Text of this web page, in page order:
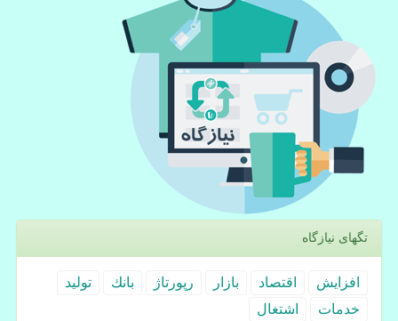
تگهای نیازگاه
افزایش اقتصاد بازار رپورتاژ بانك
تولید
خدمات
اشتغال